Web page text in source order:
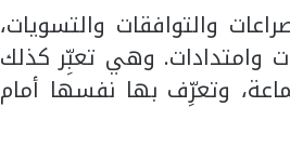
والتوافقات والتسويات،
وامتدادات. وهي تعبِّر كذلك
وتعرِّف بها نفسها أمام